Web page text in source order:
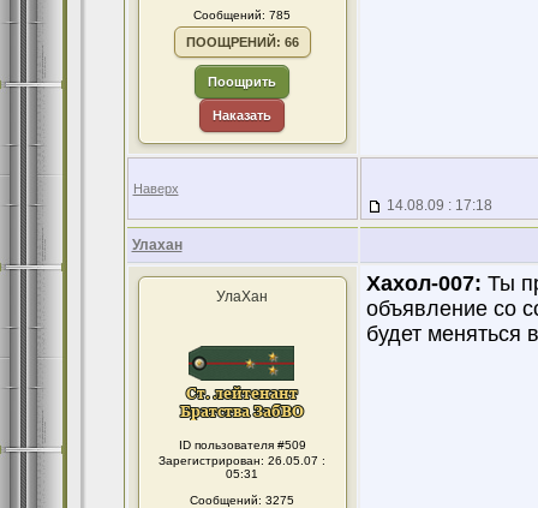
Сообщений: 785
ПООЩРЕНИЙ: 66
Поощрить
Наказать
Наверх
14.08.09 : 17:18
Улахан
УлаХан
ID пользователя #509
Зарегистрирован: 26.05.07 :
05:31
Сообщений: 3275
Хахол-007: Ты
объявление со
будет меняться